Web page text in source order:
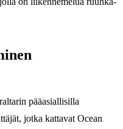
pääasiallisilla
jotka kattavat Ocean